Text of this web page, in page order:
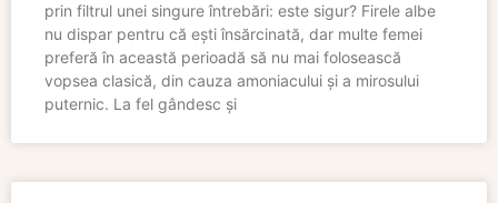
prin filtrul unei singure întrebări: este sigur? Firele albe
nu dispar pentru că ești însărcinată, dar multe femei
preferă în această perioadă să nu mai folosească
vopsea clasică, din cauza amoniacului și a mirosului
puternic. La fel gândesc și